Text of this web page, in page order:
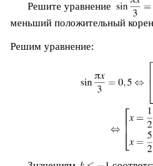
Ре­ши­те урав­не­ние
мень­ший по­ло­жи­тель­ный
Решим урав­не­ние: